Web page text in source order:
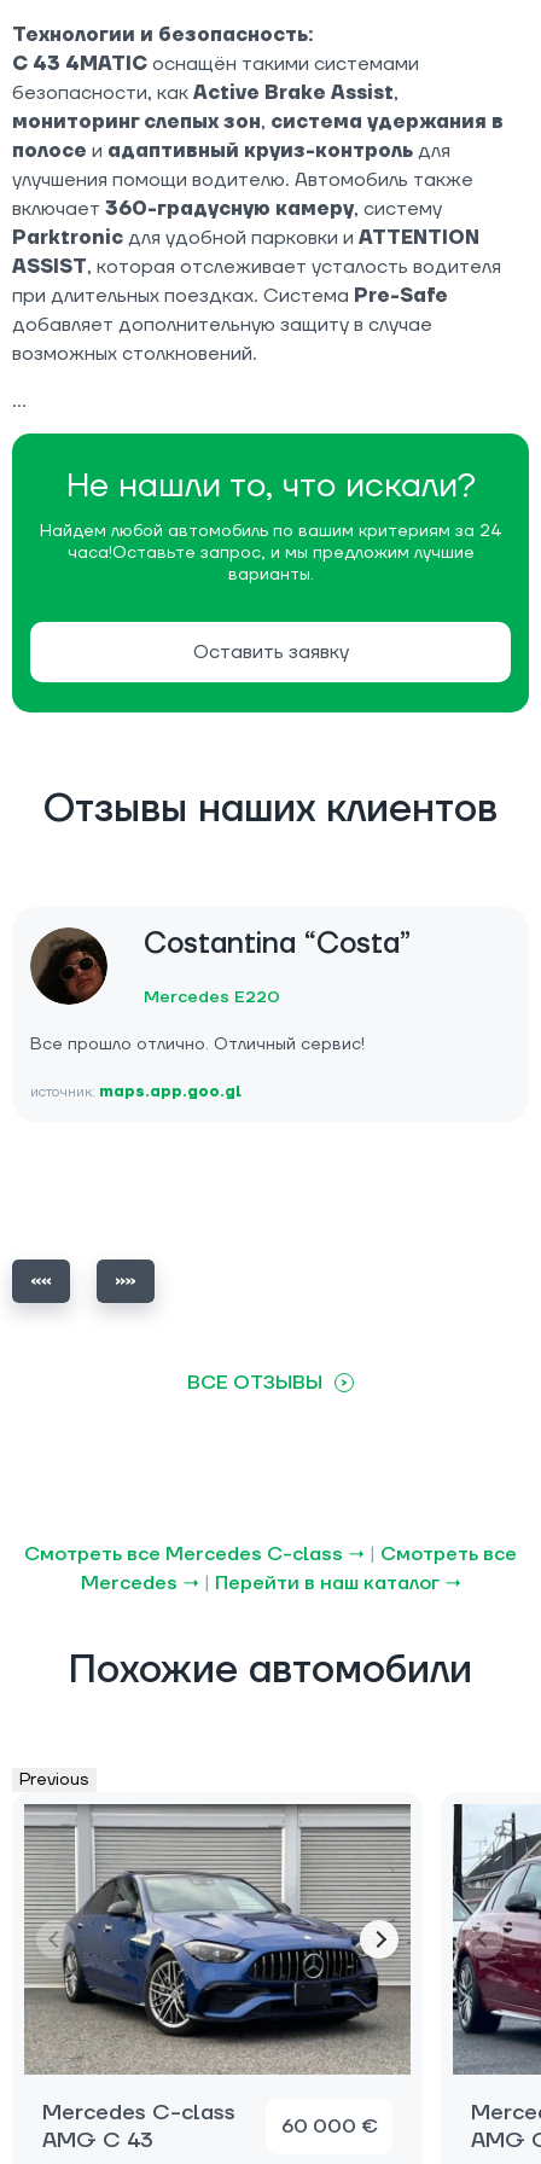
Не нашли то, что искали?
Найдем любой автомобиль по вашим критериям за 24
часа!Оставьте запрос, и мы предложим лучшие
варианты.
Оставить заявку
Технологии и безопасность:
C 43 4MATIC оснащён такими системами
безопасности, как Active Brake Assist,
мониторинг слепых зон, система удержания в
полосе и адаптивный круиз-контроль для
улучшения помощи водителю. Автомобиль также
включает 360-градусную камеру, систему
Parktronic для удобной парковки и ATTENTION
ASSIST, которая отслеживает усталость водителя
при длительных поездках. Система Pre-Safe
добавляет дополнительную защиту в случае
возможных столкновений.
Отзывы наших клиентов
Costantina “Costa”
Mercedes E220
Все прошло отлично. Отличный сервис!
источник: maps.app.goo.gl
ВСЕ ОТЗЫВЫ
Смотреть все Mercedes C-class → | Смотреть все
Mercedes → | Перейти в наш каталог →
Похожие автомобили
Previous
Mercedes C-class
AMG C 43
60 000 €
AMG